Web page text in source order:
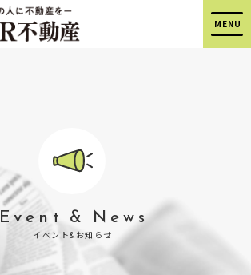
Event & News
イベント&お知らせ